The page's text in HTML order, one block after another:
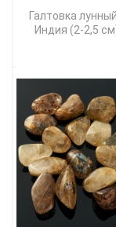
Галтовка
Индия (2-2,5